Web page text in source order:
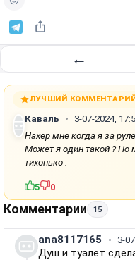
←
ЛУЧШИЙ КОММЕНТАРИЙ
Каваль
3-07-2024,
Нахер мне когда я за
Может я один такой ? Но
тихонько .
5 0
Комментарии 15
ana8117165 3-
Душ и туалет